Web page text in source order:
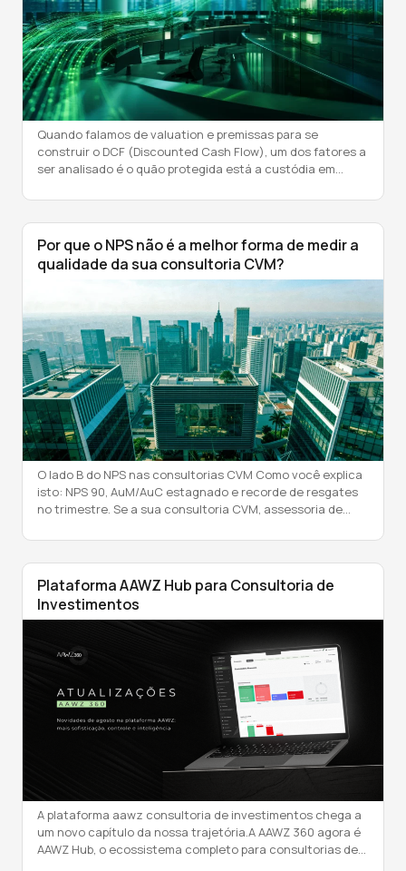
Quando falamos de valuation e premissas para se
construir o DCF (Discounted Cash Flow), um dos fatores a
ser analisado é o quão protegida está a custódia em
cliente Concentração da custódia por profissional
Concentração da custódia em determinados produtos
Quando olhamos a custódia por profissional, […]
Por que o NPS não é a melhor forma de medir a
qualidade da sua consultoria CVM?
O lado B do NPS nas consultorias CVM Como você explica
isto: NPS 90, AuM/AuC estagnado e recorde de resgates
no trimestre. Se a sua consultoria CVM, assessoria de
é “falta de pesquisa”. É justamente como o NPS está
sendo usado. O Net Promoter Score nasceu […]
Plataforma AAWZ Hub para Consultoria de
Investimentos
A plataforma aawz consultoria de investimentos chega a
um novo capítulo da nossa trajetória.A AAWZ 360 agora é
AAWZ Hub, o ecossistema completo para consultorias de